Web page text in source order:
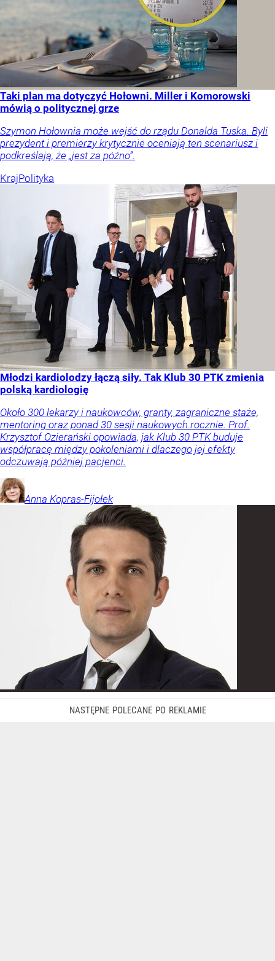
Taki plan ma dotyczyć Hołowni. Miller i Komorowski
mówią o politycznej grze
Szymon Hołownia może wejść do rządu Donalda Tuska. Byli
prezydent i premierzy krytycznie oceniają ten scenariusz i
podkreślają, że „jest za późno”.
KrajPolityka
Młodzi kardiolodzy łączą siły. Tak Klub 30 PTK zmienia
polską kardiologię
Około 300 lekarzy i naukowców, granty, zagraniczne staże,
mentoring oraz ponad 30 sesji naukowych rocznie. Prof.
Krzysztof Ozierański opowiada, jak Klub 30 PTK buduje
współpracę między pokoleniami i dlaczego jej efekty
odczuwają później pacjenci.
Anna Kopras-Fijołek